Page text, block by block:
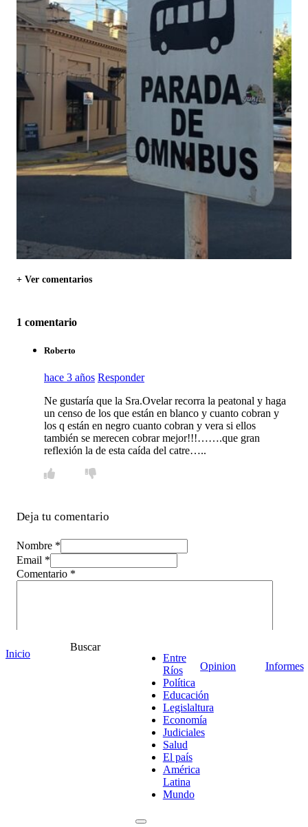
+ Ver comentarios
1 comentario
Roberto
hace 3 años Responder
Ne gustaría que la Sra.Ovelar recorra la peatonal y haga
un censo de los que están en blanco y cuanto cobran y
los q están en negro cuanto cobran y vera si ellos
también se merecen cobrar mejor!!!…….que gran
reflexión la de esta caída del catre…..
Deja tu comentario
Nombre *
Email *
Comentario *
Inicio
Buscar
Entre
Ríos
Política
Educación
Legislaltura
Economía
Judiciales
Salud
El país
América
Latina
Mundo
Opinion Informes
¡Ponete en contacto!